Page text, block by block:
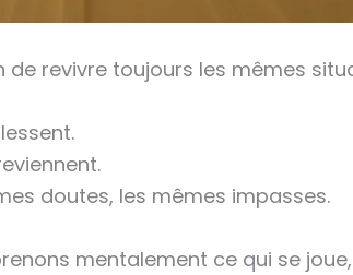
de revivre toujours les mêmes
doutes, les mêmes impasses.
mentalement ce qui se